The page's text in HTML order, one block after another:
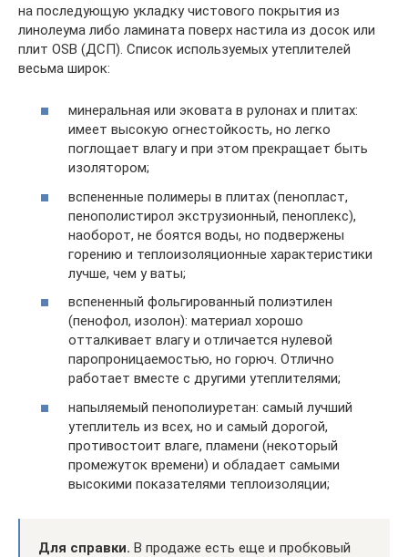
на последующую укладку чистового покрытия из
линолеума либо ламината поверх настила из досок или
плит OSB (ДСП). Список используемых утеплителей
весьма широк:
минеральная или эковата в рулонах и плитах:
имеет высокую огнестойкость, но легко
поглощает влагу и при этом прекращает быть
изолятором;
вспененные полимеры в плитах (пенопласт,
пенополистирол экструзионный, пеноплекс),
наоборот, не боятся воды, но подвержены
горению и теплоизоляционные характеристики
лучше, чем у ваты;
вспененный фольгированный полиэтилен
(пенофол, изолон): материал хорошо
отталкивает влагу и отличается нулевой
паропроницаемостью, но горюч. Отлично
работает вместе с другими утеплителями;
напыляемый пенополиуретан: самый лучший
утеплитель из всех, но и самый дорогой,
противостоит влаге, пламени (некоторый
промежуток времени) и обладает самыми
высокими показателями теплоизоляции;
Для справки. В продаже есть еще и пробковый